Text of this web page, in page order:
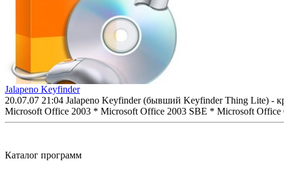
Jalapeno Keyfinder
20.07.07 21:04 Jalapeno Keyfinder (бывший Keyfinder Thing Lite) -
Microsoft Office 2003 * Microsoft Office 2003 SBE * Microsoft Office
Каталог программ